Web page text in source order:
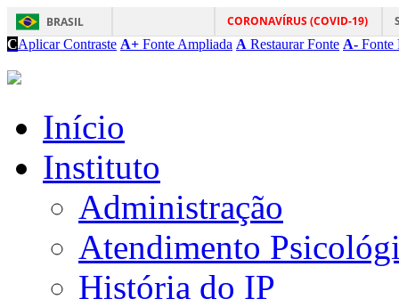
BRASIL CORONAVÍRUS (COVID-19)
CAplicar Contraste A+ Fonte Ampliada A Restaurar Fonte A- Fonte
Início
Instituto
Administração
Atendimento
História do IP